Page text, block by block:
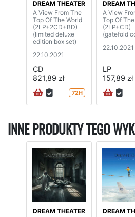
DREAM THEATER
A View From The
Top Of The World
(2LP+2CD+BD)
(limited deluxe
edition box set)
22.10.2021
CD
821,89 zł
72H
DREAM
A View
Top Of
(2LP+CD)
(gatefold
22.10.2021
LP
157,89 zł
INNE PRODUKTY TEGO
DREAM THEATER
DREAM